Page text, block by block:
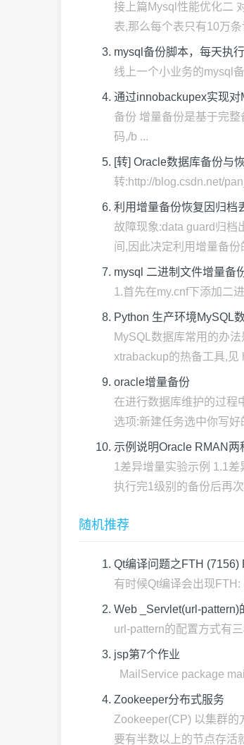
接上篇Mysql性能优化二
表,那么每个表只有10万
mysql备份脚本，每天执
线上一个小业务的mysql
通过innobackupex实现
备份 增量备份是基于完
码,/b ...
[转] Oracle数据库备份与
转:http://blog.csdn.net/
利用增量备份恢复因归档
故障现象:data guard归档
间,因此决定利用增量备份
mysql 二进制文件增量备
1.首先在my.cnf下添加二
Python 生产环境MySQL
MySQL数据库常用的办
xtrabackup的热备工具,见
oracle增量备份
在进行数据库维护的过程
选项:新建任务选中你写
示例说明Oracle RMAN两
1差异增量实验示例 1.1
执行完1级别的备份后再
随机推荐
Qt编译问题之FTH (7156)
有时候Qt编译会出现
Web _Servlet(url-pattern)
url-pattern的配置方式有
jsp第7个作业
MailService package
Zookeeper分布式服务
Zookeeper(CP) 以集群的
要有半数以上的节点存活